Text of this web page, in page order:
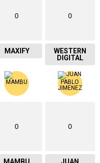
0
MAXIFY
0
WESTERN
DIGITAL
0
MAMBU
0
JUAN